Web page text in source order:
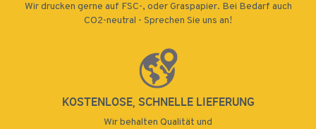
Wir drucken gerne auf FSC-, oder Graspapier. Bei Bedarf auch
CO2-neutral - Sprechen Sie uns an!
KOSTENLOSE, SCHNELLE LIEFERUNG
Wir behalten Qualität und